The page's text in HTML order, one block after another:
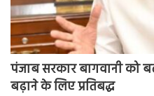
पंजाब सरकार बागवानी को
बढ़ाने के लिए प्रतिबद्ध